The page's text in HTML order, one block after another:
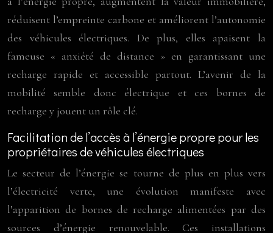
réduisent l’empreinte carbone et améliorent l’autonomie
des véhicules électriques. De plus, elles apaisent la
fameuse « anxiété de distance » en garantissant une
recharge rapide et accessible partout. L’avenir de la
mobilité semble donc électrique et ces bornes de
recharge y jouent un rôle clé.
Facilitation de l’accès à l’énergie propre pour les
propriétaires de véhicules électriques
Le secteur de l’énergie se tourne de plus en plus vers
l’électricité verte, une évolution manifeste avec
l’apparition de bornes de recharge alimentées par des
sources d’énergie renouvelable. Ces installations